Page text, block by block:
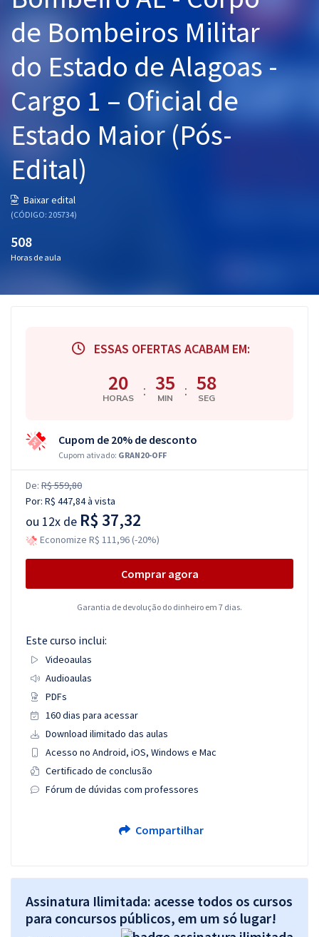
Graduação
Mentorias
Questões grátis
Conteúdo gratuito
Blog
de Bombeiros Militar
do Estado de Alagoas -
Cargo 1 – Oficial de
Estado Maior (Pós-
Edital)
Baixar edital
(CÓDIGO: 205734)
508
Horas de aula
ESSAS OFERTAS ACABAM EM:
20
HORAS : 35
MIN : 57
SEG
Cupom de 20% de desconto
Cupom ativado: GRAN20-OFF
De: R$ 559,80
Por: R$ 447,84à vista
ou 12x de R$ 37,32
Economize R$ 111,96 (-20%)
Comprar agora
Garantia de devolução do dinheiro em 7 dias.
Este curso inclui:
Videoaulas
Audioaulas
PDFs
160 dias para acessar
Download ilimitado das aulas
Acesso no Android, iOS, Windows e Mac
Certificado de conclusão
Fórum de dúvidas com professores
Compartilhar
Assinatura Ilimitada: acesse todos os cursos
para concursos públicos, em um só lugar!